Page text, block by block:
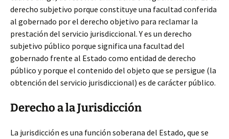
derecho subjetivo porque constituye una facultad conferida
al gobernado por el derecho objetivo para reclamar la
prestación del servicio jurisdiccional. Y es un derecho
subjetivo público porque significa una facultad del
gobernado frente al Estado como entidad de derecho
público y porque el contenido del objeto que se persigue (la
obtención del servicio jurisdiccional) es de carácter público.
Derecho a la Jurisdicción
La jurisdicción es una función soberana del Estado, que se